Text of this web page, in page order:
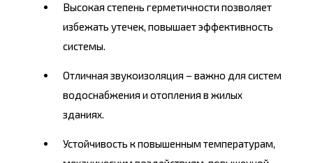
Высокая степень герметичности позволяет
избежать утечек, повышает эффективность
системы.
Отличная звукоизоляция – важно для систем
водоснабжения и отопления в жилых
зданиях.
Устойчивость к повышенным температурам,